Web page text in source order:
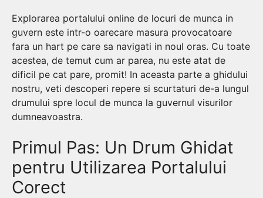
Explorarea portalului online de locuri de munca in
guvern este intr-o oarecare masura provocatoare
fara un hart pe care sa navigati in noul oras. Cu toate
acestea, de temut cum ar parea, nu este atat de
dificil pe cat pare, promit! In aceasta parte a ghidului
nostru, veti descoperi repere si scurtaturi de-a lungul
drumului spre locul de munca la guvernul visurilor
dumneavoastra.
Primul Pas: Un Drum Ghidat
pentru Utilizarea Portalului
Corect